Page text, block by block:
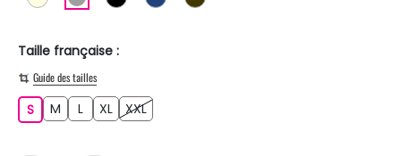
Taille française :
Guide des tailles
SS M L XL XXLXXL